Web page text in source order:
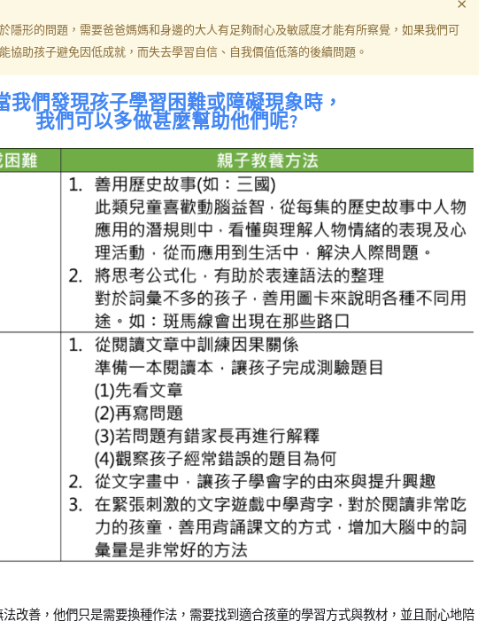
隱形的問題，需要爸爸媽媽和身邊的大人有足夠耐心及敏感度才能有所察覺，如果我們可
協助孩子避免因低成就，而失去學習自信、自我價值低落的後續問題。
我們發現孩子學習困難或障礙現象時，
我們可以多做甚麼幫助他們呢?
改善，他們只是需要換種作法，需要找到適合孩童的學習方式與教材，並且耐心地陪